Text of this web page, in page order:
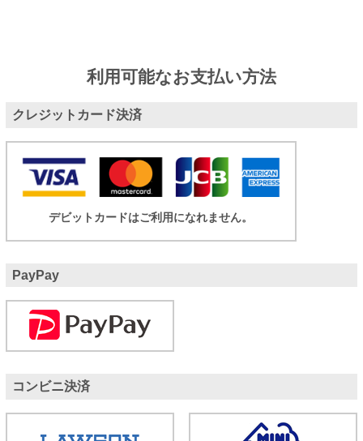
利用可能なお支払い方法
クレジットカード決済
デビットカードはご利用になれません。
PayPay
コンビニ決済